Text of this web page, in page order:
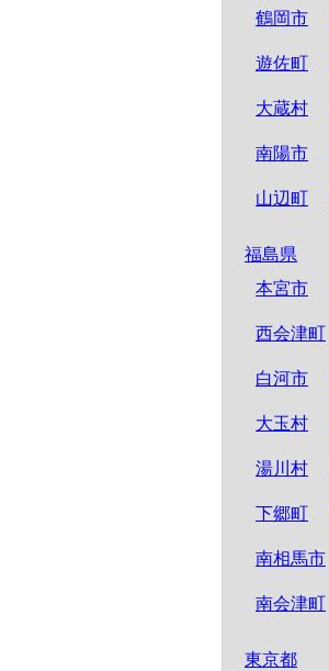
鶴岡市
遊佐町
大蔵村
南陽市
山辺町
福島県
本宮市
西会津町
白河市
大玉村
湯川村
下郷町
南相馬市
南会津町
東京都